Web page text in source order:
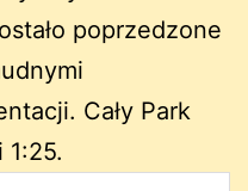
poprzedzone
Cały Park
1:25.